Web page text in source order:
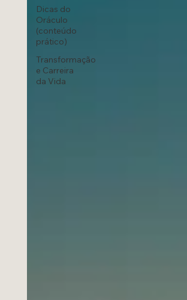
Dicas do
Oráculo
(conteúdo
prático)
Transformação
e Carreira
da Vida